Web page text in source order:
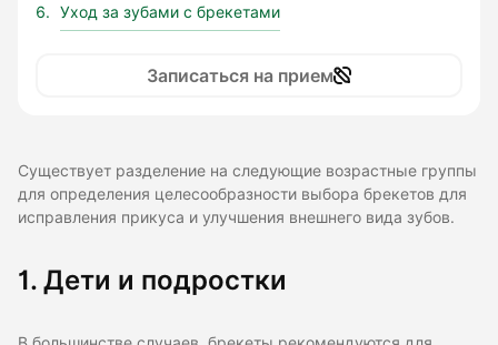
Уход за зубами с брекетами
Записаться на прием
Существует разделение на следующие возрастные группы
для определения целесообразности выбора брекетов для
исправления прикуса и улучшения внешнего вида зубов.
1. Дети и подростки